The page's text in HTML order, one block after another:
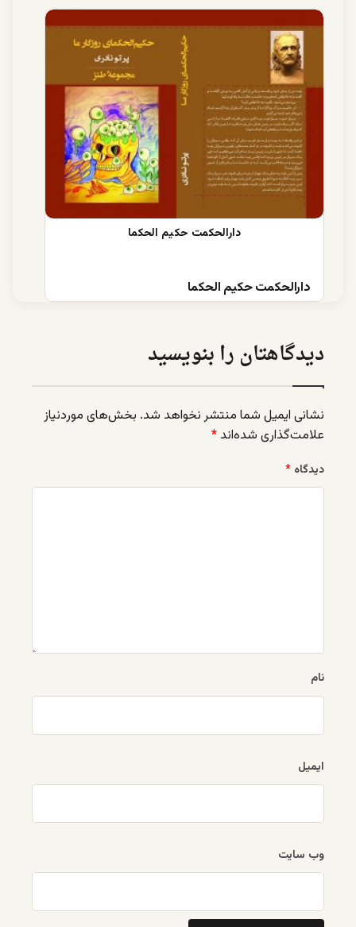
دارالحکمت حکیم الحکما
دیدگاهتان را بنویسید
نشانی ایمیل شما منتشر نخواهد شد. بخش‌های موردنیاز
علامت‌گذاری شده‌اند *
دیدگاه *
نام
ایمیل
وب‌ سایت